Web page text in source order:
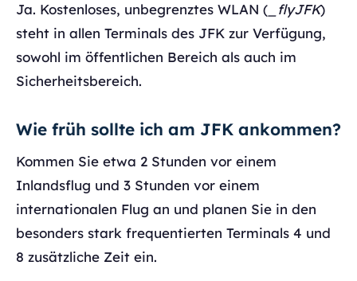
Ja. Kostenloses, unbegrenztes WLAN ( _flyJFK)
steht in allen Terminals des JFK zur Verfügung,
sowohl im öffentlichen Bereich als auch im
Sicherheitsbereich.
Wie früh sollte ich am JFK ankommen?
Kommen Sie etwa 2 Stunden vor einem
Inlandsflug und 3 Stunden vor einem
internationalen Flug an und planen Sie in den
besonders stark frequentierten Terminals 4 und
8 zusätzliche Zeit ein.